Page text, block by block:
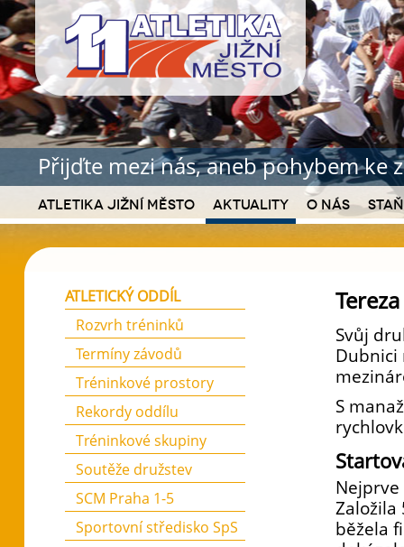
Přijďte mezi nás, aneb pohybem ke
Atletika Jižní Město Aktuality O nás
Svůj
Dubnici
S
Založila
běžela
ATLETICKÝ ODDÍL
Rozvrh tréninků
Termíny závodů
Tréninkové prostory
Rekordy oddílu
Tréninkové skupiny
Soutěže družstev
SCM Praha 1-5
Sportovní středisko SpS